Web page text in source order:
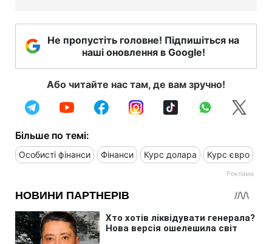
Не пропустіть головне! Підпишіться на
наші оновлення в Google!
Або читайте нас там, де вам зручно!
Більше по темі:
Особисті фінанси Фінанси Курс долара Курс євро